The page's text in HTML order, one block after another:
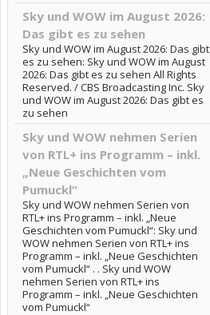
Sky und WOW im August 2026:
Das gibt es zu sehen
Sky und WOW im August 2026: Das gibt
es zu sehen: Sky und WOW im August
2026: Das gibt es zu sehen All Rights
Reserved. / CBS Broadcasting Inc. Sky
und WOW im August 2026: Das gibt es
zu sehen
Sky und WOW nehmen Serien
von RTL+ ins Programm – inkl.
„Neue Geschichten vom
Pumuckl“
Sky und WOW nehmen Serien von
RTL+ ins Programm – inkl. „Neue
Geschichten vom Pumuckl“: Sky und
WOW nehmen Serien von RTL+ ins
Programm – inkl. „Neue Geschichten
vom Pumuckl“ . . Sky und WOW
nehmen Serien von RTL+ ins
Programm – inkl. „Neue Geschichten
vom Pumuckl“